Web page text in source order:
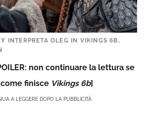
INTERPRETA OLEG IN VIKINGS 6B,
non continuare la lettura se
finisce Vikings 6b]
A LEGGERE DOPO LA PUBBLICITÀ